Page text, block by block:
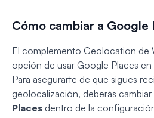
Cómo cambiar a Google
El complemento Geolocation de
opción de usar Google Places en
Para asegurarte de que sigues
geolocalización, deberás cambiar
Places dentro de la